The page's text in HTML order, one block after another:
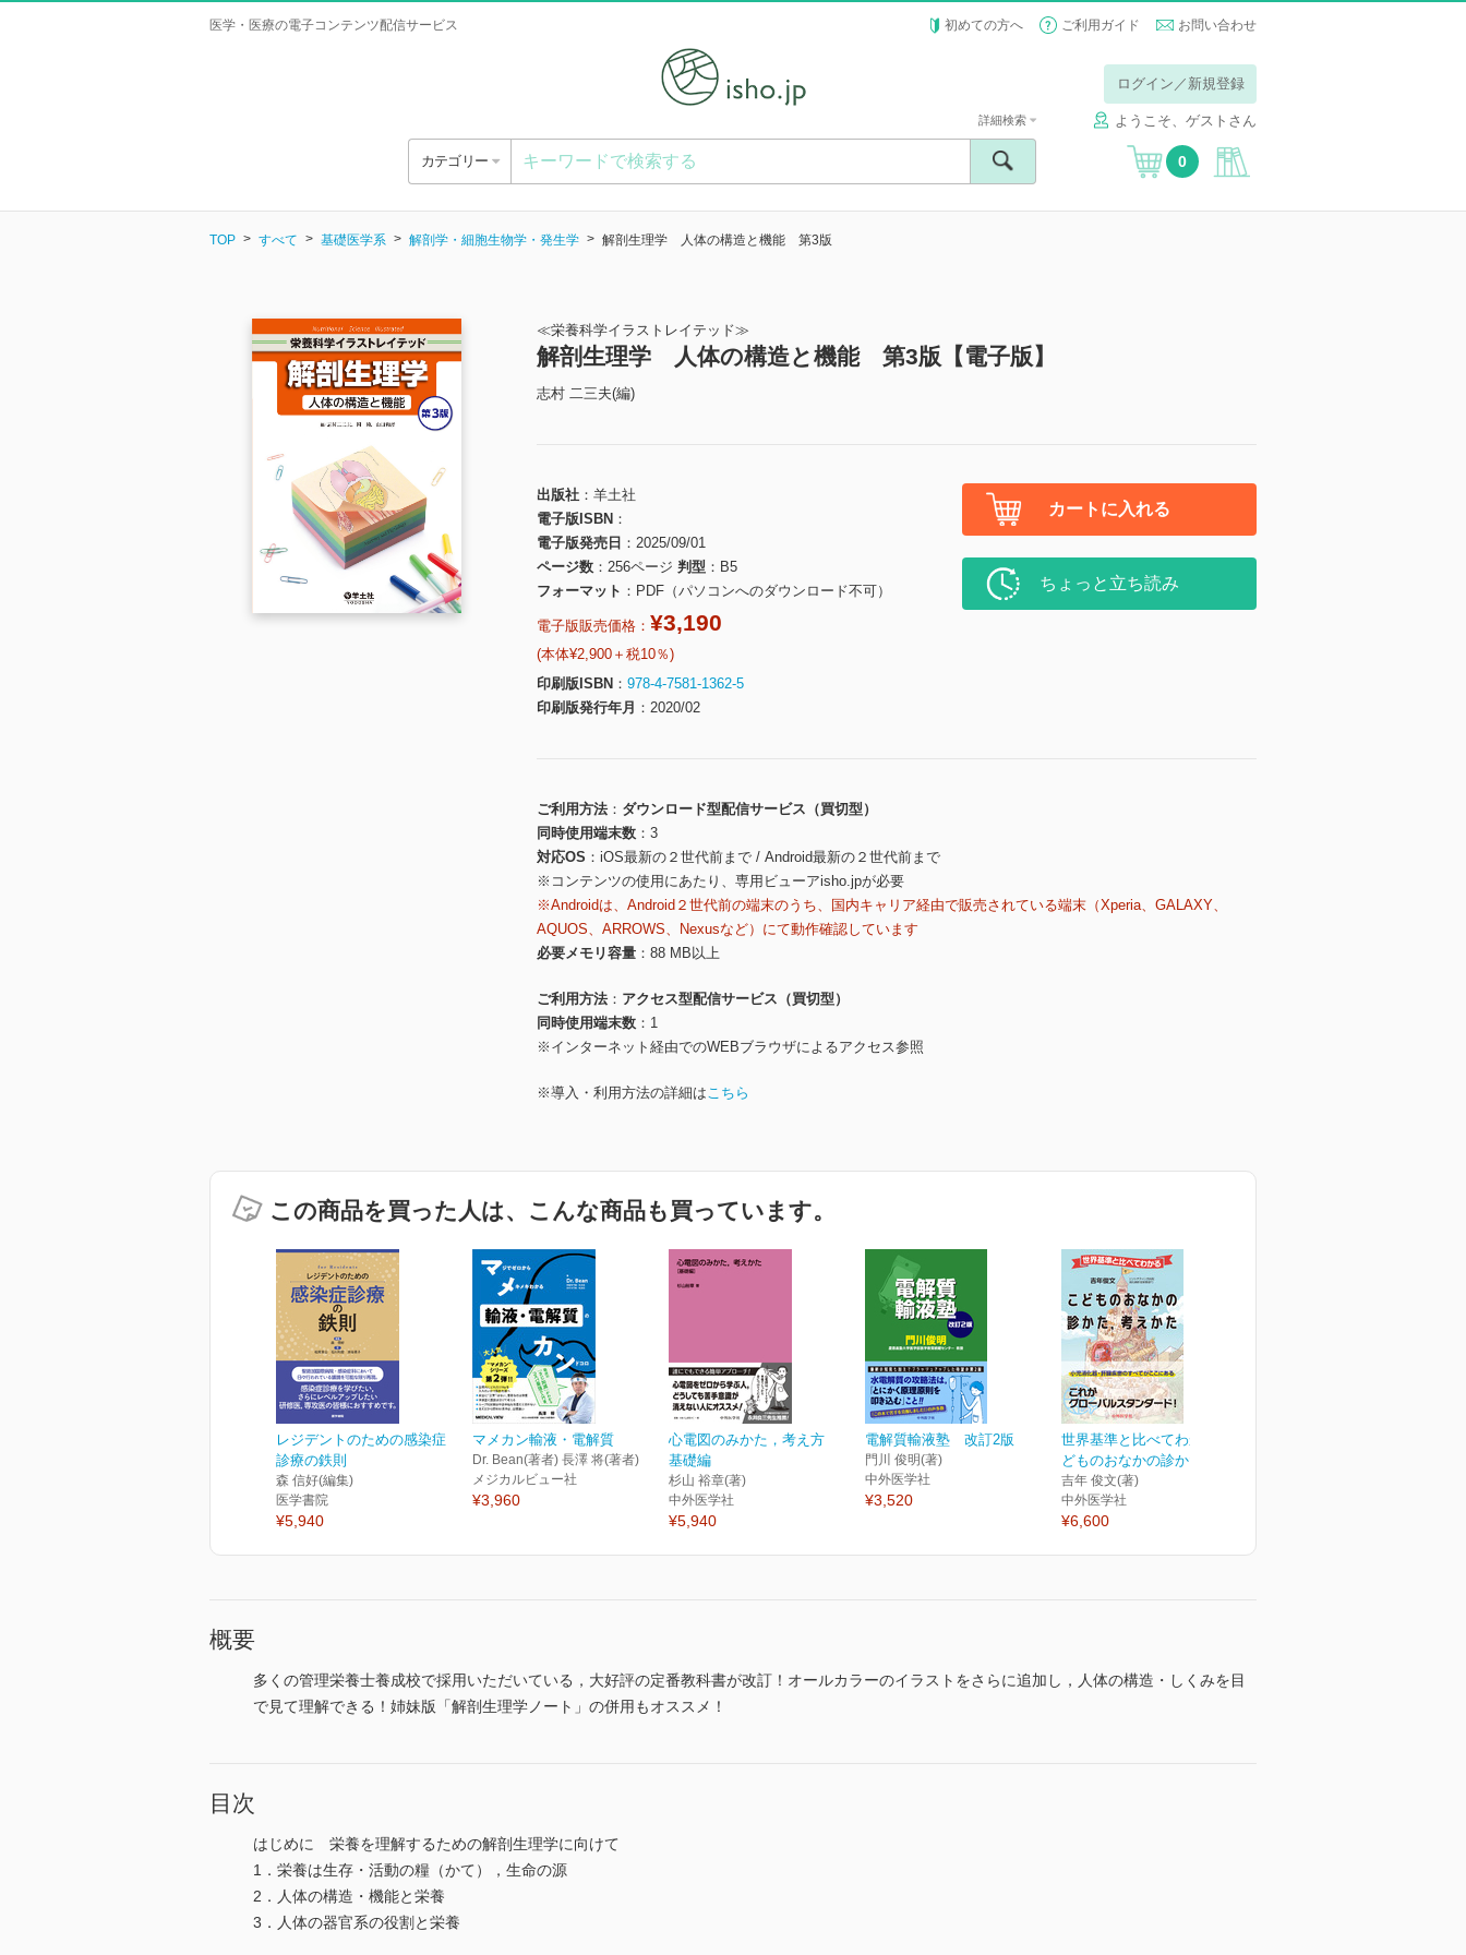
医学・医療の電子コンテンツ配信サービス 初めての方へ ご利用ガイド お問い合わせ
ログイン／新規登録
ようこそ、ゲストさん
カテゴリー
詳細検索
0
TOP すべて 基礎医学系 解剖学・細胞生物学・発生学 解剖生理学 人体の構造と機能 第3版
≪栄養科学イラストレイテッド≫
解剖生理学 人体の構造と機能 第3版【電子版】
志村 二三夫(編)
出版社
羊土社
電子版ISBN
電子版発売日
2025/09/01
ページ数
256ページ 判型
B5
フォーマット
PDF（パソコンへのダウンロード不可）
電子版販売価格： ¥3,190
(本体¥2,900＋税10％)
印刷版ISBN
978-4-7581-1362-5
印刷版発行年月
2020/02
カートに入れる
ちょっと立ち読み
ご利用方法
ダウンロード型配信サービス（買切型）
同時使用端末数
3
対応OS
iOS最新の２世代前まで / Android最新の２世代前まで
※コンテンツの使用にあたり、専用ビューアisho.jpが必要
※Androidは、Android２世代前の端末のうち、国内キャリア経由で販売されている端末（Xperia、GALAXY、
AQUOS、ARROWS、Nexusなど）にて動作確認しています
必要メモリ容量
88 MB以上
ご利用方法
アクセス型配信サービス（買切型）
同時使用端末数
1
※インターネット経由でのWEBブラウザによるアクセス参照
※導入・利用方法の詳細はこちら
この商品を買った人は、こんな商品も買っています。
レジデントのための感染症
診療の鉄則
森 信好(編集)
医学書院
¥5,940
マメカン輸液・電解質
Dr. Bean(著者) 長澤 将(著者)
メジカルビュー社
¥3,960
心電図のみかた，考え方
基礎編
杉山 裕章(著)
中外医学社
¥5,940
電解質輸液塾 改訂2版
門川 俊明(著)
中外医学社
¥3,520
世界基準と比べてわかる こ
どものおなかの診かた，...
吉年 俊文(著)
中外医学社
¥6,600
概要
多くの管理栄養士養成校で採用いただいている，大好評の定番教科書が改訂！オールカラーのイラストをさらに追加し，人体の構造・しくみを目
で見て理解できる！姉妹版「解剖生理学ノート」の併用もオススメ！
目次
はじめに 栄養を理解するための解剖生理学に向けて
1．栄養は生存・活動の糧（かて），生命の源
2．人体の構造・機能と栄養
3．人体の器官系の役割と栄養